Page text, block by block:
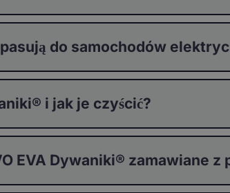
do samochodów
i jak je czyścić?
EVA Dywaniki® zamawiane z